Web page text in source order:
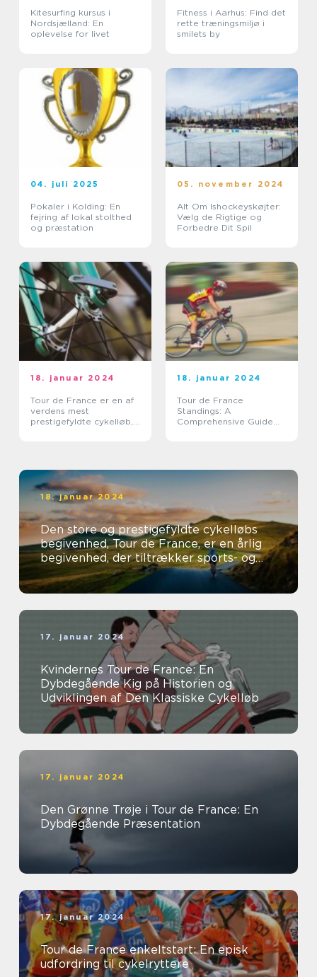
Kitesurfing kursus i
Nordsjælland: En
oplevelse for livet
Fitness i Aarhus: Find det
rette træningsmiljø i
smilets by
04. juli 2025
Pokaler i Kolding: En
fejring af lokal stolthed
og præstation
05. november 2024
Alt Om Ishockeyskøjter:
Vælg de Rigtige og
Forbedre Dit Spil
18. januar 2024
Tour de France er en af
verdens mest
prestigefyldte cykelløb,
18. januar 2024
Tour de France
Standings: A
Comprehensive Guide
18. januar 2024
Den store og prestigefyldte cykelløbs
begivenhed, Tour de France, er en årlig
begivenhed, der tiltrækker sports- og
fritidsentusiaster fra hele verden...
17. januar 2024
Kvindernes Tour de France: En
Dybdegående Kig på Historien og
Udviklingen af Den Klassiske Cykelløb
17. januar 2024
Den Grønne Trøje i Tour de France: En
Dybdegående Præsentation
17. januar 2024
Tour de France enkeltstart: En episk
udfordring til cykelryttere